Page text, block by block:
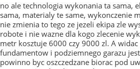
no ale technologia wykonania ta sama,
sama, materialy te same, wykonczenie
nie zmienia to tego ze jezeli ekipa zle
robote i nie wazne dla kogo zlecenie
metr kosztuje 6000 czy 9000 zl. A
fundamentow i podziemnego garazu
powinno byc oszczedzane biorac pod